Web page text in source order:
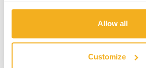
Allow all
Customize